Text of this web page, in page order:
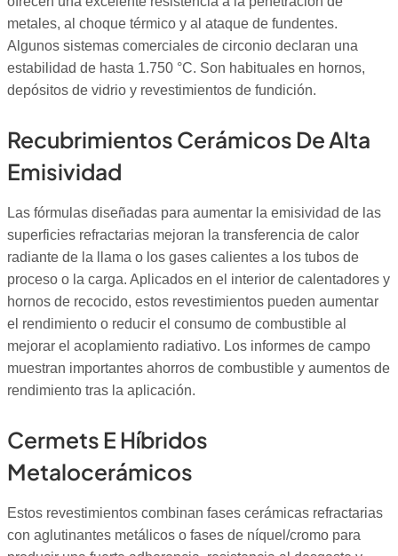
metales, al choque térmico y al ataque de fundentes.
Algunos sistemas comerciales de circonio declaran una
estabilidad de hasta 1.750 °C. Son habituales en hornos,
depósitos de vidrio y revestimientos de fundición.
Recubrimientos Cerámicos De Alta
Emisividad
Las fórmulas diseñadas para aumentar la emisividad de las
superficies refractarias mejoran la transferencia de calor
radiante de la llama o los gases calientes a los tubos de
proceso o la carga. Aplicados en el interior de calentadores y
hornos de recocido, estos revestimientos pueden aumentar
el rendimiento o reducir el consumo de combustible al
mejorar el acoplamiento radiativo. Los informes de campo
muestran importantes ahorros de combustible y aumentos de
rendimiento tras la aplicación.
Cermets E Híbridos
Metalocerámicos
Estos revestimientos combinan fases cerámicas refractarias
con aglutinantes metálicos o fases de níquel/cromo para